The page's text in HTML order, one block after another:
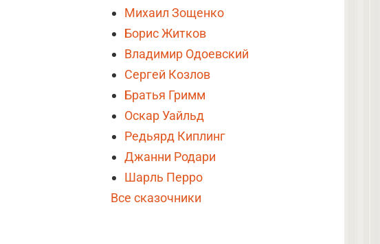
Михаил Зощенко
Борис Житков
Владимир Одоевский
Сергей Козлов
Братья Гримм
Оскар Уайльд
Редьярд Киплинг
Джанни Родари
Шарль Перро
Все сказочники